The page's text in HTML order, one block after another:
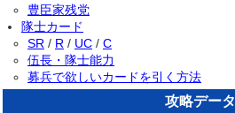
豊臣家残党
隊士カード
SR / R / UC / C
伍長・隊士能力
募兵で欲しいカードを引く方法
攻略データ